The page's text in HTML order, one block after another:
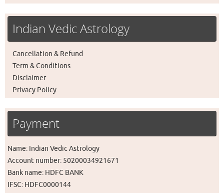
Indian Vedic Astrology
Cancellation & Refund
Term & Conditions
Disclaimer
Privacy Policy
Payment
Name: Indian Vedic Astrology
Account number: 50200034921671
Bank name: HDFC BANK
IFSC: HDFC0000144